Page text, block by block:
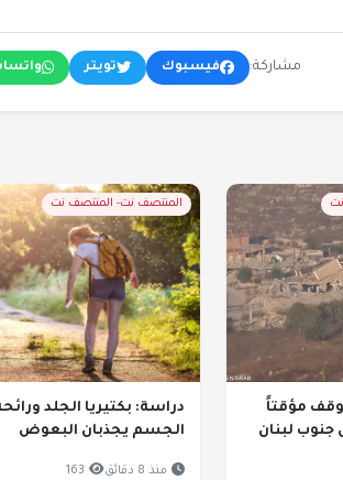
مشاركة: فيسبوك تويتر
مؤقتاً
جنوب لبنان
المنتصف نت- المنتصف نت
دراسة: بكتيريا الجلد
الجسم يجذبان البعوض
منذ 8 دقائق 163